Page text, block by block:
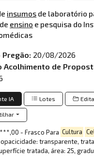
insumos de laboratório
ensino e pesquisa do
Pregão: 20/08/2026
Acolhimento de
IA Lotes
- Frasco Para Cultura
transparente,
tratada, área: 25,